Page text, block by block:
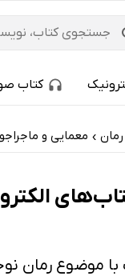
کتاب
› معمایی و
با موضوع رمان